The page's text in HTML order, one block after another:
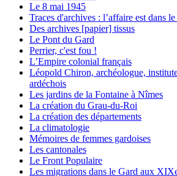
Le 8 mai 1945
Traces d'archives : l’affaire est dans le
Des archives [papier] tissus
Le Pont du Gard
Perrier, c'est fou !
L’Empire colonial français
Léopold Chiron, archéologue,
ardéchois
Les jardins de la Fontaine à Nîmes
La création du Grau-du-Roi
La création des départements
La climatologie
Mémoires de femmes gardoises
Les cantonales
Le Front Populaire
Les migrations dans le Gard aux